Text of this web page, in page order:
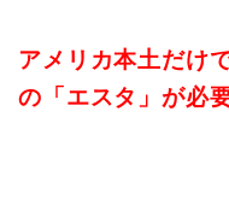
アメリカ本土だけ
の「エスタ」が必